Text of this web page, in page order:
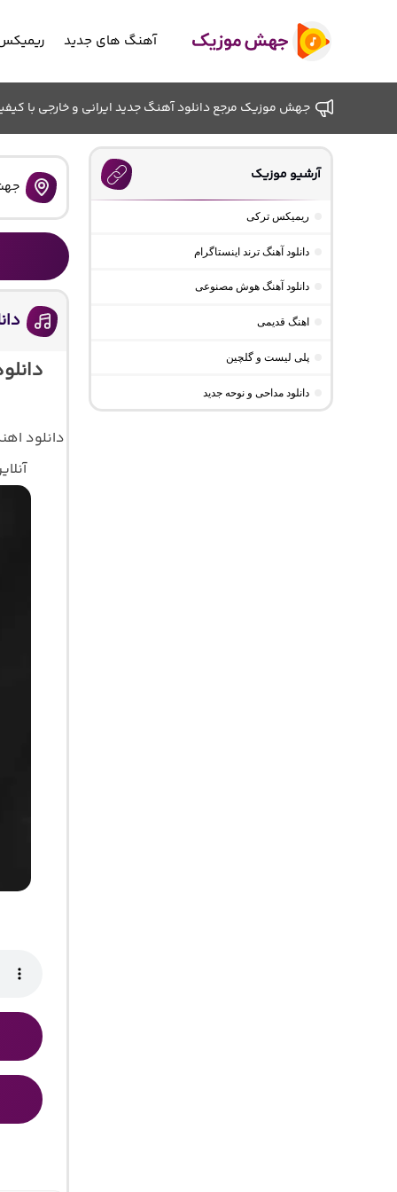
آهنگ های جدید
جهش موزیک مرجع دانلود آهنگ جدید ایرانی و خارجی با
دانلود
آرشیو موزیک
ریمیکس ترکی
دانلود آهنگ ترند اینستاگرام
دانلود آهنگ هوش مصنوعی
اهنگ قدیمی
پلی لیست و گلچین
دانلود مداحی و نوحه جدید